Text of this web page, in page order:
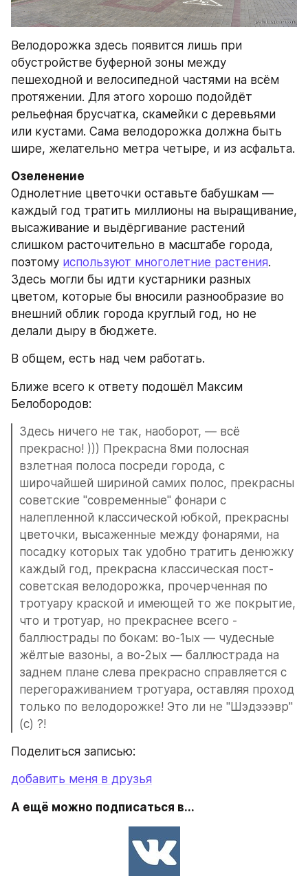
Велодорожка здесь появится лишь при
обустройстве буферной зоны между
пешеходной и велосипедной частями на всём
протяжении. Для этого хорошо подойдёт
рельефная брусчатка, скамейки с деревьями
или кустами. Сама велодорожка должна быть
шире, желательно метра четыре, и из асфальта.
Озеленение
Однолетние цветочки оставьте бабушкам —
каждый год тратить миллионы на выращивание,
высаживание и выдёргивание растений
слишком расточительно в масштабе города,
поэтому используют многолетние растения.
Здесь могли бы идти кустарники разных
цветом, которые бы вносили разнообразие во
внешний облик города круглый год, но не
делали дыру в бюджете.
В общем, есть над чем работать.
Ближе всего к ответу подошёл Максим
Белобородов:
Здесь ничего не так, наоборот, — всё
прекрасно! ))) Прекрасна 8ми полосная
взлетная полоса посреди города, с
широчайшей шириной самих полос, прекрасны
советские "современные" фонари с
налепленной классической юбкой, прекрасны
цветочки, высаженные между фонарями, на
посадку которых так удобно тратить денюжку
каждый год, прекрасна классическая пост-
советская велодорожка, прочерченная по
тротуару краской и имеющей то же покрытие,
что и тротуар, но прекраснее всего -
баллюстрады по бокам: во-1ых — чудесные
жёлтые вазоны, а во-2ых — баллюстрада на
заднем плане слева прекрасно справляется с
перегораживанием тротуара, оставляя проход
только по велодорожке! Это ли не "Шэдэээвр"
(с) ?!
Поделиться записью:
добавить меня в друзья
А ещё можно подписаться в...